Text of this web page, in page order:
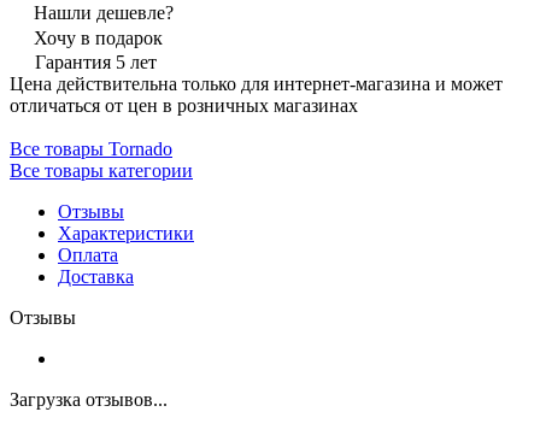
Нашли дешевле?
Хочу в подарок
Гарантия 5 лет
Цена действительна только для интернет-магазина и может
отличаться от цен в розничных магазинах
Все товары Tornado
Все товары категории
Отзывы
Характеристики
Оплата
Доставка
Отзывы
Загрузка отзывов...